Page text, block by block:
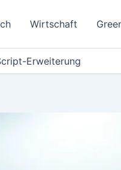
Wirtschaft
Erweiterung